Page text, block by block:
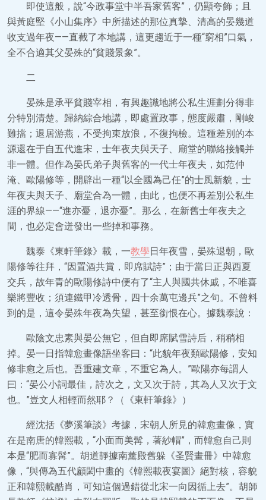
即使這般，說“今政事堂中半吾家舊客”，仍顯夸飾；且
與黃庭堅《小山集序》中所描述的那位真摯、清高的晏幾道
收支過年夜——直截了本地講，這更趨近于一種“窮相”口氣，
全不合適其父晏殊的“貧賤景象”。
二
晏殊是承平貧賤宰相，有興趣識地將公私生涯劃分得非
分特別清楚。歸納綜合地講，即處置政事，態度嚴肅，剛峻
難擋；退居游燕，不受拘束放浪，不復拘檢。這種差別的本
源還在于自五代進宋，士年夜夫與天子、廟堂的聯絡接觸并
非一體。但作為晏氏弟子與舊客的一代士年夜夫，如范仲
淹、歐陽修等，開辟出一種“以全國為己任”的士風新貌，士
年夜夫與天子、廟堂合為一體，由此，也便不再差別公私生
涯的界線——“進亦憂，退亦憂”。那么，在新舊士年夜夫之
間，也必定會迸發出一些掉和事務。
魏泰《東軒筆錄》載，一教學日年夜雪，晏殊退朝，歐
陽修等往拜，“因置酒共賞，即席賦詩”；由于當日正與西夏
交兵，故年青的歐陽修詩中便有了“主人與國共休戚，不唯喜
樂將豐收；須連鐵甲冷透骨，四十余萬屯邊兵”之句。不曾料
到的是，這令晏殊年夜為失望，甚至銜恨在心。據魏泰說：
歐陰文忠素與晏公無它，但自即席賦雪詩后，稍稍相
掉。晏一日指韓愈畫像語坐客曰：“此貌年夜類歐陽修，安知
修非愈之后也。吾重建文章，不重它為人。”歐陽亦每謂人
曰：“晏公小詞最佳，詩次之，文又次于詩，其為人又次于文
也。”豈文人相輕而然耶？（《東軒筆錄》）
經沈括《夢溪筆談》考據，宋朝人所見的韓愈畫像，實
在是南唐的韓熙載，“小面而美髯，著紗帽”，而韓愈自己則
本是“肥而寡髯”。胡道靜據南薰殿舊躲《圣賢畫冊》中韓愈
像，“與傳為五代顧閎中畫的《韓熙載夜宴圖》絕對核，容貌
正和韓熙載酷肖，可知這個過錯從北宋一向因循上去”。胡師